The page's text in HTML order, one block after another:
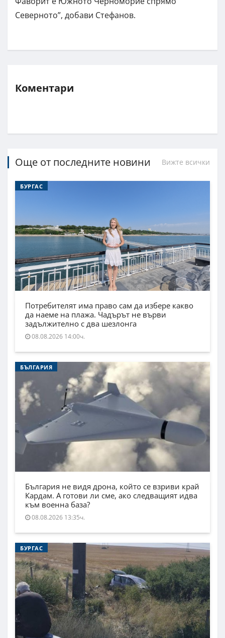
Северното”, добави Стефанов.
Коментари
Още от последните новини Вижте всички
БУРГАС
Потребителят има право сам да избере какво
да наеме на плажа. Чадърът не върви
задължително с два шезлонга
08.08.2026 14:00ч.
БЪЛГАРИЯ
България не видя дрона, който се взриви край
Кардам. А готови ли сме, ако следващият идва
към военна база?
08.08.2026 13:35ч.
БУРГАС